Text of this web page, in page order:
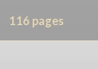
116 pages